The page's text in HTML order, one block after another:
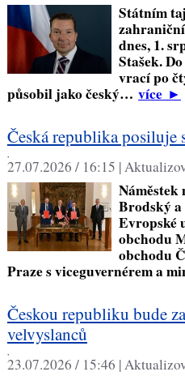
Státním
dnes, 1.
Stašek.
vrací po
působil jako český… více►
Česká republika posiluje
,
27.07.2026 / 16:15 |
Brodský
Evropské
obchodu
obchodu
Praze s viceguvernérem a
Českou republiku bude
velvyslanců
,
23.07.2026 / 15:46 |